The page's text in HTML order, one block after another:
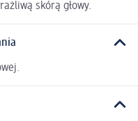
skórą głowy.